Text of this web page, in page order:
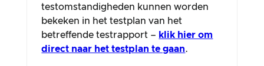
testomstandigheden kunnen worden
bekeken in het testplan van het
betreffende testrapport – klik hier om
direct naar het testplan te gaan.